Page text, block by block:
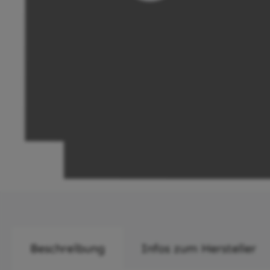
Beschreibung Infos zum Hersteller